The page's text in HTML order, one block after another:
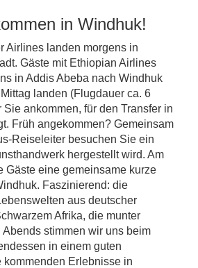
in Windhuk!
Airlines landen morgens in
Gäste mit Ethiopian Airlines
in Addis Abeba nach Windhuk
landen (Flugdauer ca. 6
Sie ankommen, für den Transfer in
Früh angekommen? Gemeinsam
Reiseleiter besuchen Sie ein
hergestellt wird. Am
Gäste eine gemeinsame kurze
Faszinierend: die
aus deutscher
Afrika, die munter
stimmen wir uns beim
in einem guten
kommenden Erlebnisse in